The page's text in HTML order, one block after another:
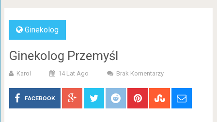
Ginekolog
Ginekolog Przemyśl
Karol 14 Lat Ago Brak Komentarzy
FACEBOOK